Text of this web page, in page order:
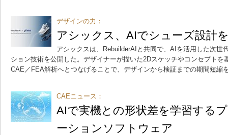
デザインの力：
アシックス、AIでシューズ設計
アシックスは、RebuilderAIと共同で、AIを活用した次世
ション技術を公開した。デザイナーが描いた2Dスケッチやコンセプトを
CAE／FEA解析へとつなげることで、デザインから検証までの期間短縮
CAEニュース：
AIで実機との形状差を学習する
ーションソフトウェア